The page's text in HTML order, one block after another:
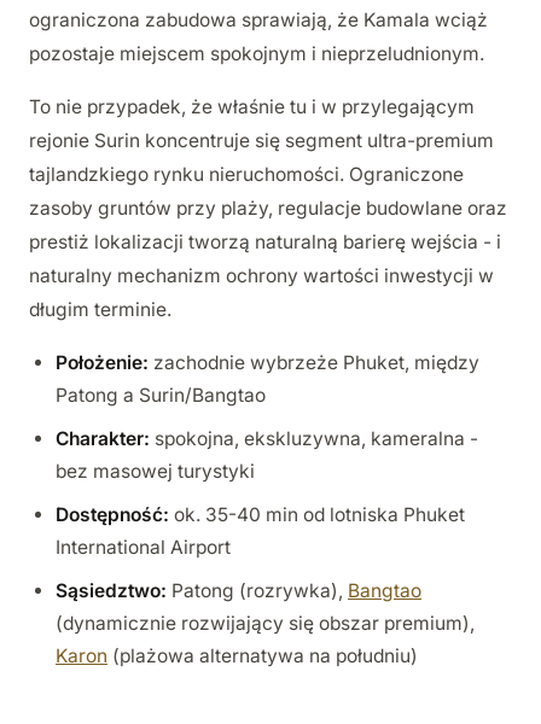
ograniczona zabudowa sprawiają, że Kamala wciąż
pozostaje miejscem spokojnym i nieprzeludnionym.
To nie przypadek, że właśnie tu i w przylegającym
rejonie Surin koncentruje się segment ultra-premium
tajlandzkiego rynku nieruchomości. Ograniczone
zasoby gruntów przy plaży, regulacje budowlane oraz
prestiż lokalizacji tworzą naturalną barierę wejścia - i
naturalny mechanizm ochrony wartości inwestycji w
długim terminie.
Położenie: zachodnie wybrzeże Phuket, między
Patong a Surin/Bangtao
Charakter: spokojna, ekskluzywna, kameralna -
bez masowej turystyki
Dostępność: ok. 35-40 min od lotniska Phuket
International Airport
Sąsiedztwo: Patong (rozrywka), Bangtao
(dynamicznie rozwijający się obszar premium),
Karon (plażowa alternatywa na południu)